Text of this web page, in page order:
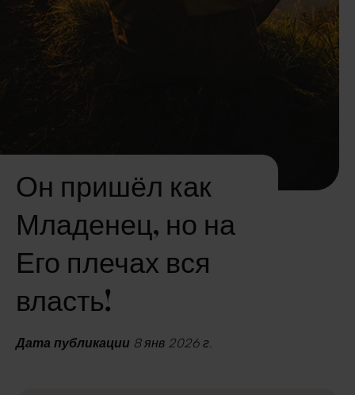
Он пришёл как
Младенец, но на
Его плечах вся
власть!
Дата публикации 8 янв 2026 г.